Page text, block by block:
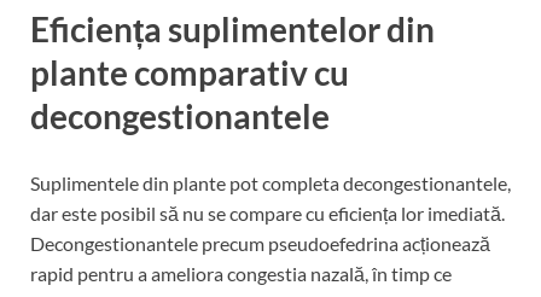
Eficiența suplimentelor din
plante comparativ cu
decongestionantele
Suplimentele din plante pot completa decongestionantele,
dar este posibil să nu se compare cu eficiența lor imediată.
Decongestionantele precum pseudoefedrina acționează
rapid pentru a ameliora congestia nazală, în timp ce